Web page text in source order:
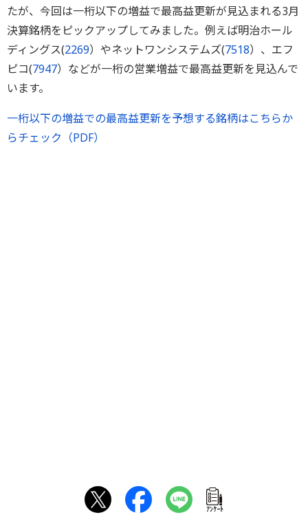
たが、今回は一桁以下の増益で最高益更新が見込まれる3月
決算銘柄をピックアップしてみました。例えば明治ホール
ディングス(2269）やネットワンシステムズ(7518）、エフ
ピコ(7947）などが一桁の営業増益で最高益更新を見込んで
います。
一桁以下の増益での最高益更新を予想する銘柄はこちらか
らチェック（PDF）
ｱﾝｹｰﾄ